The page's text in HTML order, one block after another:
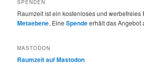
SPENDEN
Raumzeit ist ein kostenloses und werbefreies
Metaebene. EineSpendeerhält das Angebot
MASTODON
Raumzeit auf Mastodon